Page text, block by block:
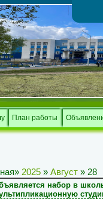
План работы
» 2025 » Август » 28
набор в